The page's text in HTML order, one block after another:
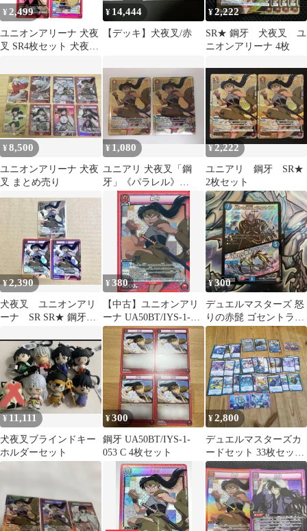
¥ 2,499
ユニオンアリーナ 犬夜
叉 SR4枚セット 犬夜叉
¥ 14,444
【デッキ】犬夜叉/赤
¥2,222
SR★ 鋼牙 犬夜叉 ユ
ニオンアリーナ 4枚
¥8,500
ユニオンアリーナ 犬夜
叉 まとめ売り
¥ 1,080
ユニアリ 犬夜叉「鋼
牙」《パラレル》
SR★（スーパーレア
★）２枚セット
¥2,222
ユニアリ 鋼牙 SR★
2枚セット
¥2,390
犬夜叉 ユニオンアリ
ーナ SR SR★ 鋼牙 3
¥380
【中古】ユニオンアリ
ーナ UA50BT/IYS-1-
054[SR]：(キラ)鋼牙
¥300
デュエルマスターズ 怒
りの赤髭 ゴセントラ
ス EX02 71/84
¥ 11,111
犬夜叉ブラインドキー
ホルダーセット
¥300
鋼牙 UA50BT/IYS-1-
053 C 4枚セット
¥2,800
デュエルマスターズカ
ードセット 33枚セット
引退品マスターレア入
り